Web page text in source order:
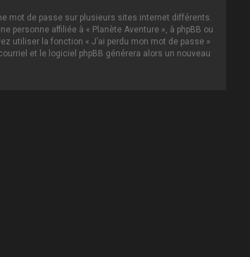
mot de passe sur plusieurs sites internet différents.
personne affiliée à « Planète Aventure », à phpBB ou
utiliser la fonction « J’ai perdu mon mot de passe »
et le logiciel phpBB générera alors un nouveau